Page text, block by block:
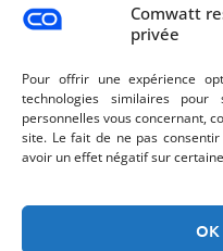
Comwatt
privée
Pour offrir une expérience
technologies similaires
personnelles vous concernant,
site. Le fait de ne pas
avoir un effet négatif sur
Installateurs
Devenir installateur
Dimensionner un projet
Formations